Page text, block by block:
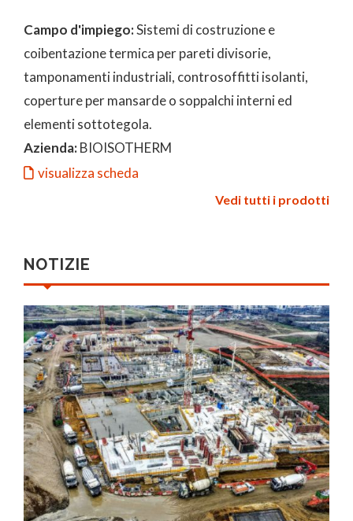
Campo d'impiego:Sistemi di costruzione e
coibentazione termica per pareti divisorie,
tamponamenti industriali, controsoffitti isolanti,
coperture per mansarde o soppalchi interni ed
elementi sottotegola.
Azienda:BIOISOTHERM
visualizza scheda
Vedi tutti i prodotti
NOTIZIE